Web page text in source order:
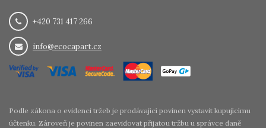
+420 731 417 266
info@ecocapart.cz
Podle zákona o evidenci tržeb je prodávající povinen vystavit kupujícímu
účtenku. Zároveň je povinen zaevidovat přijatou tržbu u správce daně